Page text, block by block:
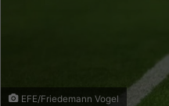
EFE/Friedemann Vogel